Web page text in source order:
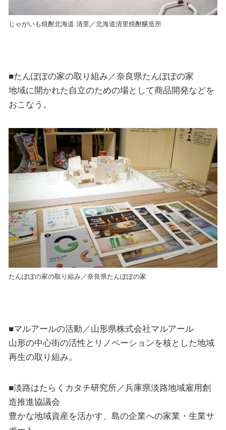
じゃがいも焼酎北海道 清里／北海道清里焼酎醸造所
■たんぽぽの家の取り組み／奈良県たんぽぽの家
地域に開かれた自立のための場として商品開発などを
おこなう。
たんぽぽの家の取り組み／奈良県たんぽぽの家
■マルアールの活動／山形県株式会社マルアール
山形の中心街の活性とリノベーションを核とした地域
再生の取り組み。
■淡路はたらくカタチ研究所／兵庫県淡路地域雇用創
造推進協議会
豊かな地域資産を活かす、島の企業への家業・生業サ